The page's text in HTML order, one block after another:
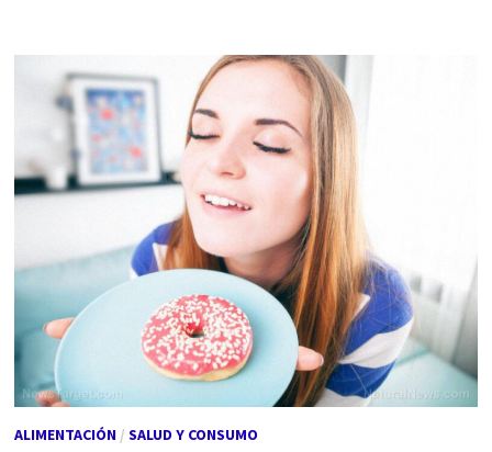
ALIMENTACIÓN/ SALUD Y CONSUMO